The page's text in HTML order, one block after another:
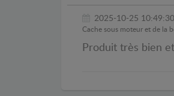
2025-10-25 10:49:30
Cache sous moteur et de la
Produit très bien